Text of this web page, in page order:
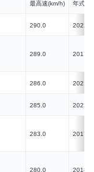
最高速(km/h) 年式
290.0 2022
289.0 2017
286.0 2021
285.0 2022
283.0 2017
280.0 2018